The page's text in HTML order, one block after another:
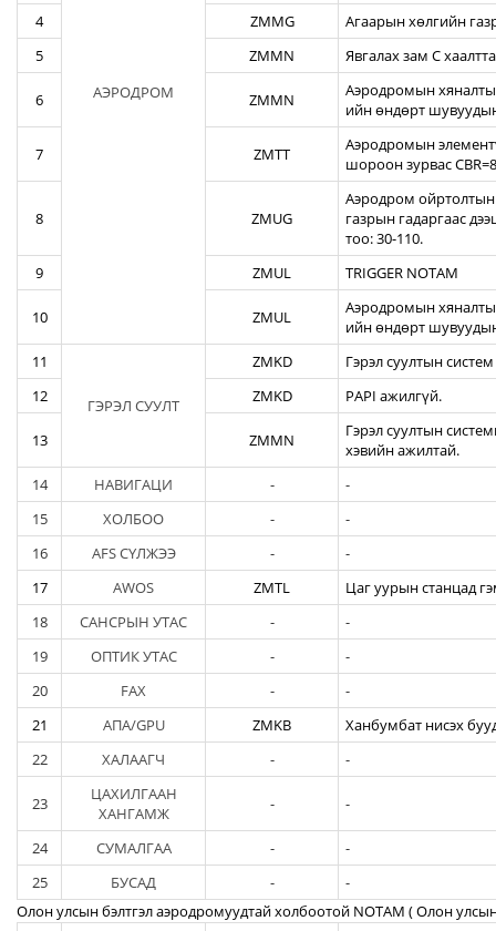
АЭРОДРОМ
4 ZMMG
Агаарын хөлгийн
5
ZMMN Явгалах зам С
6 ZMMN
Аэродромын
ийн өндөрт
7 ZMTT
Аэродромын
шороон зурвас
8 ZMUG
Аэродром ойртолтын
газрын гадаргаас
тоо: 30-110.
9
ZMUL TRIGGER NOTAM
10 ZMUL
Аэродромын
ийн өндөрт
11
ГЭРЭЛ СУУЛТ
ZMKD
Гэрэл суултын
12
ZMKD PAPI ажилгүй.
13 ZMMN
Гэрэл суултын
хэвийн ажилтай.
14
НАВИГАЦИ -
-
15
ХОЛБОО -
-
16
AFS СҮЛЖЭЭ -
-
17
AWOS ZMTL
Цаг уурын станцад
18
САНСРЫН УТАС -
-
19
ОПТИК УТАС -
-
20
FAX -
-
21
АПА/GPU ZMKB
Ханбумбат нисэх
22
ХАЛААГЧ - -
23
ЦАХИЛГААН
ХАНГАМЖ
- -
24 СУМАЛГАА -
-
25
БУСАД -
-
Олон улсын бэлтгэл аэродромуудтай холбоотой NOTAM ( Oлон